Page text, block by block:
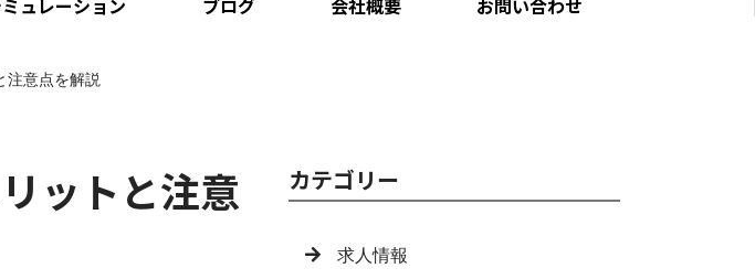
ュレーション ブログ 会社概要 お問い合わせ
注意点を解説
ットと注意
カテゴリー
求人情報